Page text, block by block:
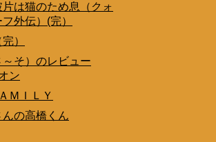
は猫のため息（クォ
外伝）(完）
）
そ）のレビュー
ン
ＭＩＬＹ
んの高橋くん